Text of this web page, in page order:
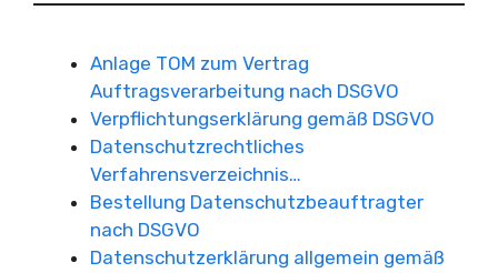
Anlage TOM zum Vertrag
Auftragsverarbeitung nach DSGVO
Verpflichtungserklärung gemäß DSGVO
Datenschutzrechtliches
Verfahrensverzeichnis…
Bestellung Datenschutzbeauftragter
nach DSGVO
Datenschutzerklärung allgemein gemäß